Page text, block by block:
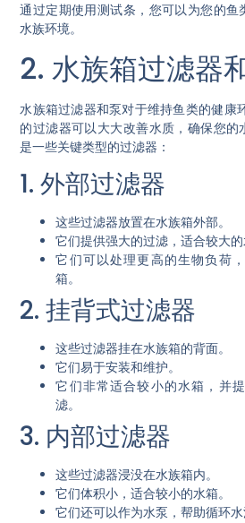
通过定期使用测试条，您可以为您的鱼
水族环境。
2. 水族箱过滤器
水族箱过滤器和泵对于维持鱼类的健康
的过滤器可以大大改善水质 ，确保您
是一些关键类型的过滤器：
1. 外部过滤器
这些过滤器放置在水族箱外部。
它们提供强大的过滤，适合较大的
它们可以处理更高的生物负荷
箱。
2. 挂背式过滤器
这些过滤器挂在水族箱的背面。
它们易于安装和维护。
它们非常适合较小的水箱，并
滤。
3. 内部过滤器
这些过滤器浸没在水族箱内。
它们体积小，适合较小的水箱。
它们还可以作为水泵，帮助循环水